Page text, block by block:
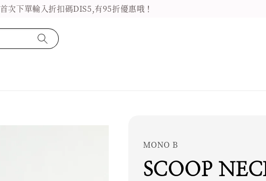
首次下單輸入折扣碼DIS5,有95折優惠哦！
MONO B
SCOOP